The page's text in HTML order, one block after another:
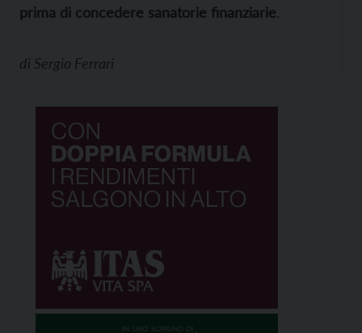
prima di concedere sanatorie finanziarie.
di Sergio Ferrari